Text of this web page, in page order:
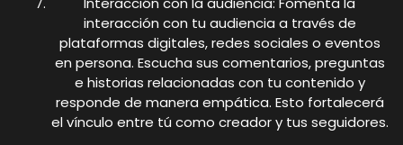
interacción con tu audiencia a través de
plataformas digitales, redes sociales o eventos
en persona. Escucha sus comentarios, preguntas
e historias relacionadas con tu contenido y
responde de manera empática. Esto fortalecerá
el vínculo entre tú como creador y tus seguidores.